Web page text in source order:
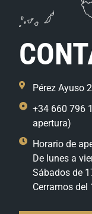
Pérez Ayuso
+34 660 796
apertura)
Horario de
De lunes a
Sábados de
Cerramos del